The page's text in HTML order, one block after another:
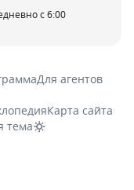
с 6:00
Для агентов
Карта сайта
тема